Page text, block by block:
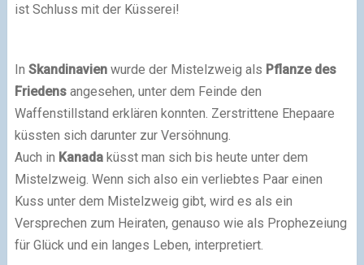
ist Schluss mit der Küsserei!
In Skandinavienwurde der Mistelzweig als Pflanze des
Friedens angesehen, unter dem Feinde den
Waffenstillstand erklären konnten. Zerstrittene Ehepaare
küssten sich darunter zur Versöhnung.
Auch in Kanadaküsst man sich bis heute unter dem
Mistelzweig. Wenn sich also ein verliebtes Paar einen
Kuss unter dem Mistelzweig gibt, wird es als ein
Versprechen zum Heiraten, genauso wie als Prophezeiung
für Glück und ein langes Leben, interpretiert.